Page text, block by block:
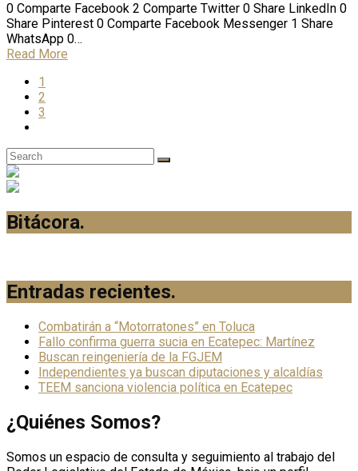
0 Comparte Facebook 2 Comparte Twitter 0 Share LinkedIn 0
Share Pinterest 0 Comparte Facebook Messenger 1 Share
WhatsApp 0…
Read More
1
2
3
Bitácora.
Entradas recientes.
Combatirán a “Motorratones” en Toluca
Fallo confirma guerra sucia en Ecatepec: Martínez
Buscan reingeniería de la FGJEM
Independientes ya buscan diputaciones y alcaldías
TEEM sanciona violencia política en Ecatepec
¿Quiénes Somos?
Somos un espacio de consulta y seguimiento al trabajo del